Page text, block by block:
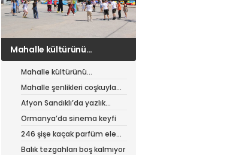
Mahalle şenlikleri coşkuyla
sürüyor
Mahalle kültürünü
canlandıran şenlik
Mahalle şenlikleri coşkuyla
sürüyor
Afyon Sandıklı’da yazlık
patates hasadı
Ormanya’da sinema keyfi
246 şişe kaçak parfüm ele
geçirildi
Balık tezgahları boş kalmıyor